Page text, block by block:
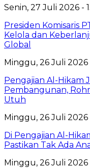
Senin, 27 Juli 2026 -
Presiden Komisaris
Kelola dan
Global
Minggu, 26 Juli 2026
Pengajian Al-Hikam
Pembangunan,
Utuh
Minggu, 26 Juli
Di Pengajian Al-
Pastikan Tak Ada
Minggu, 26 Juli 2026